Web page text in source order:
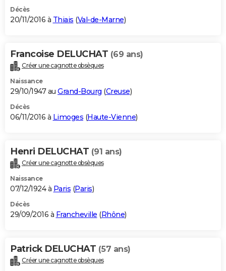
Décès
20/11/2016 à Thiais (Val-de-Marne)
Francoise DELUCHAT (69 ans)
Créer une cagnotte obsèques
Naissance
29/10/1947 au Grand-Bourg (Creuse)
Décès
06/11/2016 à Limoges (Haute-Vienne)
Henri DELUCHAT (91 ans)
Créer une cagnotte obsèques
Naissance
07/12/1924 à Paris (Paris)
Décès
29/09/2016 à Francheville (Rhône)
Patrick DELUCHAT (57 ans)
Créer une cagnotte obsèques